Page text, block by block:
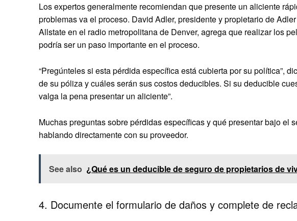
Los expertos generalmente recomiendan que presente un aliciente
problemas va el proceso. David Adler, presidente y propietario de
Allstate en el radio metropolitana de Denver, agrega que realizar los
podría ser un paso importante en el proceso.
“Pregúnteles si esta pérdida específica está cubierta por su política”,
de su póliza y cuáles serán sus costos deducibles. Si su deducible
valga la pena presentar un aliciente”.
Muchas preguntas sobre pérdidas específicas y qué presentar bajo el
hablando directamente con su proveedor.
See also ¿Qué es un deducible de seguro de propietarios de
4. Documente el formulario de daños y complete de